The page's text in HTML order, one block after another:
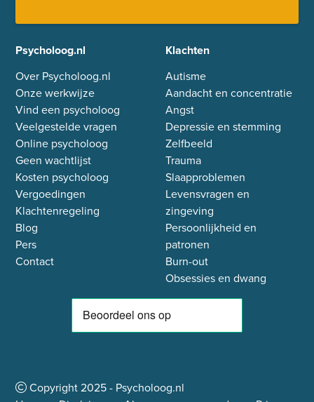
Psycholoog.nl
Over Psycholoog.nl
Onze werkwijze
Vind een psycholoog
Veelgestelde vragen
Online psycholoog
Geen wachtlijst
Kosten psycholoog
Vergoedingen
Klachtenregeling
Blog
Pers
Contact
Klachten
Autisme
Aandacht en concentratie
Angst
Depressie en stemming
Zelfbeeld
Trauma
Slaapproblemen
Levensvragen en
zingeving
Persoonlijkheid en
patronen
Burn-out
Obsessies en dwang
Copyright2025- Psycholoog.nl